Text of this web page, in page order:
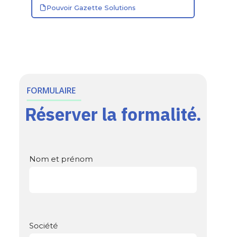
Pouvoir Gazette Solutions
FORMULAIRE
Réserver la formalité.
Nom et prénom
Société